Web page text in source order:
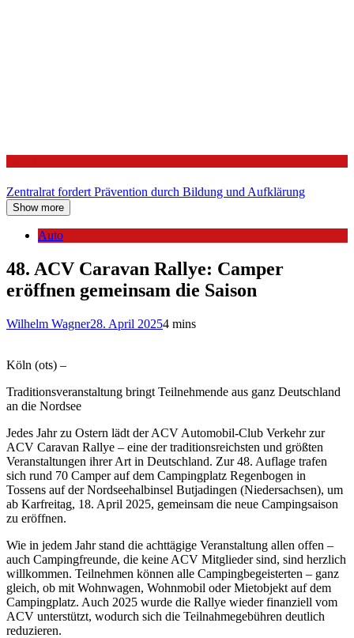
Zentralrat fordert Prävention durch Bildung und Aufklärung
Show more
Auto
48. ACV Caravan Rallye: Camper
eröffnen gemeinsam die Saison
Wilhelm Wagner28. April 20254 mins
Köln (ots) –
Traditionsveranstaltung bringt Teilnehmende aus ganz Deutschland
an die Nordsee
Jedes Jahr zu Ostern lädt der ACV Automobil-Club Verkehr zur
ACV Caravan Rallye – eine der traditionsreichsten und größten
Veranstaltungen ihrer Art in Deutschland. Zur 48. Auflage trafen
sich rund 70 Camper auf dem Campingplatz Regenbogen in
Tossens auf der Nordseehalbinsel Butjadingen (Niedersachsen), um
ab Karfreitag, 18. April 2025, gemeinsam die neue Campingsaison
zu eröffnen.
Wie in jedem Jahr stand die achttägige Veranstaltung allen offen –
auch Campingfreunde, die keine ACV Mitglieder sind, sind herzlich
willkommen. Teilnehmen können alle Campingbegeisterten – ganz
gleich, ob mit Wohnwagen, Wohnmobil oder Mietobjekt auf dem
Campingplatz. Auch 2025 wurde die Rallye wieder finanziell vom
ACV unterstützt, wodurch sich die Teilnahmegebühren deutlich
reduzieren.